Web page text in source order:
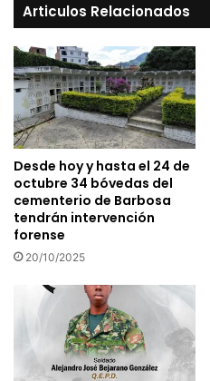
Articulos Relacionados
Desde hoy y hasta el 24 de
octubre 34 bóvedas del
cementerio de Barbosa
tendrán intervención
forense
20/10/2025